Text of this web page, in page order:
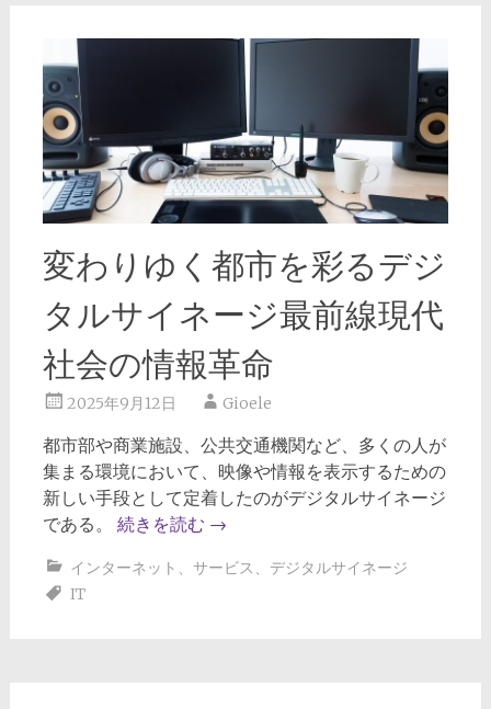
変わりゆく都市を彩るデジ
タルサイネージ最前線現代
社会の情報革命
2025年9月12日 Gioele
都市部や商業施設、公共交通機関など、多くの人が
集まる環境において、映像や情報を表示するための
新しい手段として定着したのがデジタルサイネージ
である。 続きを読む →
インターネット サービス
デジタルサイネージ
IT